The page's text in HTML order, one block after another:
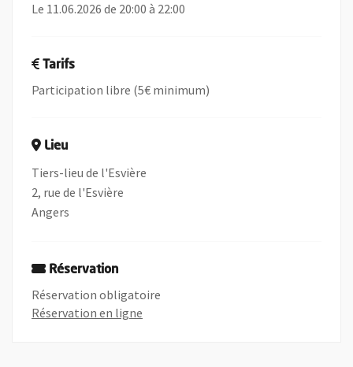
Le 11.06.2026 de 20:00 à 22:00
Tarifs
Participation libre (5€ minimum)
Lieu
Tiers-lieu de l'Esvière
2, rue de l'Esvière
Angers
Réservation
Réservation obligatoire
Réservation en ligne